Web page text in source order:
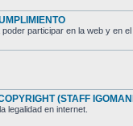
participar en la web y en
(STAFF
legalidad en internet.